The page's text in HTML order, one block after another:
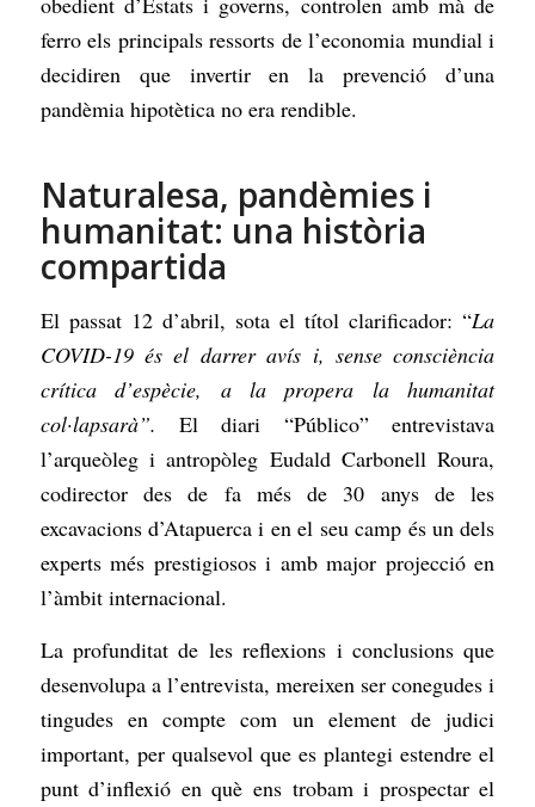
ferro els principals ressorts de l’economia mundial i
decidiren que invertir en la prevenció d’una
pandèmia hipotètica no era rendible.
Naturalesa, pandèmies i
humanitat: una història
compartida
El passat 12 d’abril, sota el títol clarificador: “La
COVID-19 és el darrer avís i, sense consciència
crítica d’espècie, a la propera la humanitat
col·lapsarà”.El diari “Público” entrevistava
l’arqueòleg i antropòleg Eudald Carbonell Roura,
codirector des de fa més de 30 anys de les
excavacions d’Atapuerca i en el seu camp és un dels
experts més prestigiosos i amb major projecció en
l’àmbit internacional.
La profunditat de les reflexions i conclusions que
desenvolupa a l’entrevista, mereixen ser conegudes i
tingudes en compte com un element de judici
important, per qualsevol que es plantegi estendre el
punt d’inflexió en què ens trobam i prospectar el